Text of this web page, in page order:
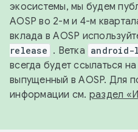
экосистемы, мы будем
AOSP во 2-м и 4-м
вклада в AOSP
release . Ветка
всегда будет ссылаться
выпущенный в AOSP. Для
информации см. раздел